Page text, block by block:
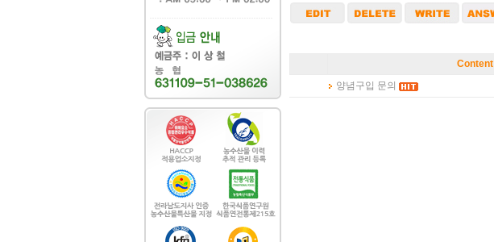
Content
양념구입 문의